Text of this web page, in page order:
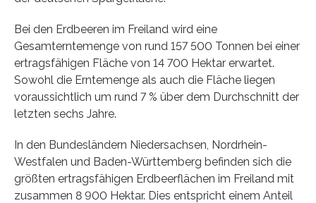
Bei den Erdbeeren im Freiland wird eine
Gesamterntemenge von rund 157 500 Tonnen bei einer
ertragsfähigen Fläche von 14 700 Hektar erwartet.
Sowohl die Erntemenge als auch die Fläche liegen
voraussichtlich um rund 7 % über dem Durchschnitt der
letzten sechs Jahre.
In den Bundesländern Niedersachsen, Nordrhein-
Westfalen und Baden-Württemberg befinden sich die
größten ertragsfähigen Erdbeerflächen im Freiland mit
zusammen 8 900 Hektar. Dies entspricht einem Anteil